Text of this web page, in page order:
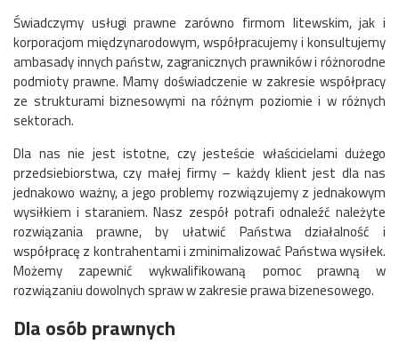
Świadczymy usługi prawne zarówno firmom litewskim, jak i
korporacjom międzynarodowym, współpracujemy i konsultujemy
ambasady innych państw, zagranicznych prawników i różnorodne
podmioty prawne. Mamy doświadczenie w zakresie współpracy
ze strukturami biznesowymi na różnym poziomie i w różnych
sektorach.
Dla nas nie jest istotne, czy jesteście właścicielami dużego
przedsiebiorstwa, czy małej firmy – każdy klient jest dla nas
jednakowo ważny, a jego problemy rozwiązujemy z jednakowym
wysiłkiem i staraniem. Nasz zespół potrafi odnaleźć należyte
rozwiązania prawne, by ułatwić Państwa działalność i
współpracę z kontrahentami i zminimalizować Państwa wysiłek.
Możemy zapewnić wykwalifikowaną pomoc prawną w
rozwiązaniu dowolnych spraw w zakresie prawa bizenesowego.
Dla osób prawnych